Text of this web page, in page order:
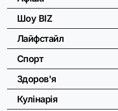
Шоу BIZ
Лайфстайл
Спорт
Здоров'я
Кулінарія